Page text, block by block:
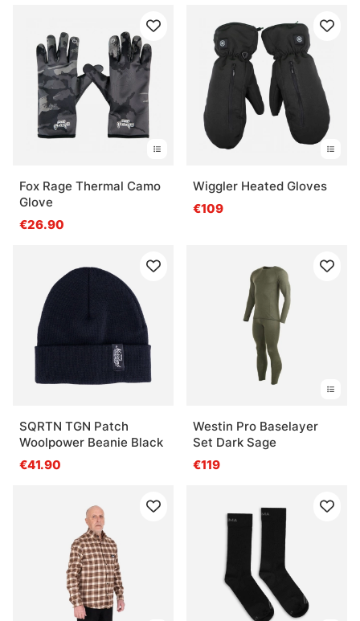
Fox Rage Thermal Camo
Glove
€26.90
Wiggler Heated Gloves
€109
SQRTN TGN Patch
Woolpower Beanie Black
€41.90
Westin Pro Baselayer
Set Dark Sage
€119